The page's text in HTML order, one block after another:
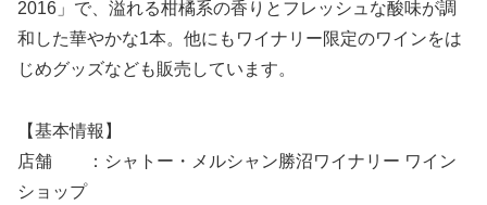
2016」で、溢れる柑橘系の香りとフレッシュな酸味が調
和した華やかな1本。他にもワイナリー限定のワインをは
じめグッズなども販売しています。
【基本情報】
店舗 ：シャトー・メルシャン勝沼ワイナリー ワイン
ショップ